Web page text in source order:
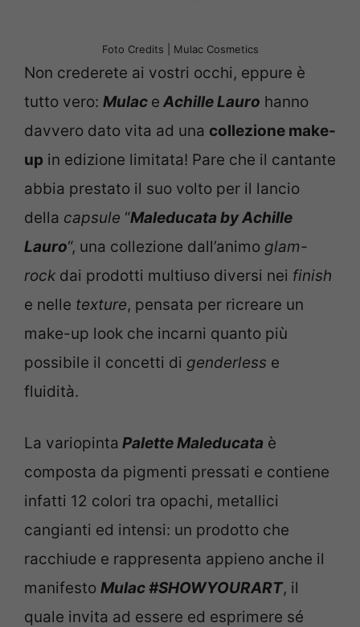
Foto Credits | Mulac Cosmetics
Non crederete ai vostri occhi, eppure è
tutto vero: Mulac e AchilleLauro hanno
davvero dato vita ad una collezione make-
up in edizione limitata! Pare che il cantante
abbia prestato il suo volto per il lancio
della capsule “Maleducata by Achille
Lauro“, una collezione dall’animo glam-
rock dai prodotti multiuso diversi nei finish
e nelle texture, pensata per ricreare un
make-up look che incarni quanto più
possibile il concetti di genderless e
fluidità.
La variopinta Palette Maleducata è
composta da pigmenti pressati e contiene
infatti 12 colori tra opachi, metallici
cangianti ed intensi: un prodotto che
racchiude e rappresenta appieno anche il
manifesto Mulac #SHOWYOURART, il
quale invita ad essere ed esprimere sé